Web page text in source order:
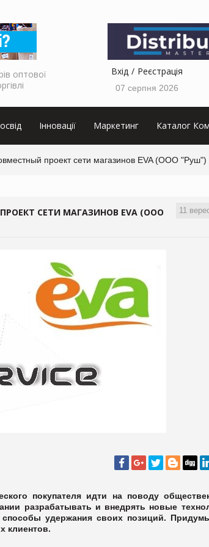
оптової
Вхід Реєстрація
07 серпня 2026
Інновації Маркетинг Каталог
проект сети магазинов EVA (ООО
11
СЕТИ МАГАЗИНОВ EVA (ООО
покупателя идти на поводу
разрабатывать и внедрять новые
способы удержания своих позиций.
клиентов.